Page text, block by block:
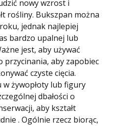
nowy wzrost i
rośliny. Bukszpan można
jednak najlepiej
bardzo upalnej lub
jest, aby używać
przycinania, aby zapobiec
czyste cięcia.
w żywopłoty lub figury
dbałości o
aby kształt
. Ogólnie rzecz biorąc,